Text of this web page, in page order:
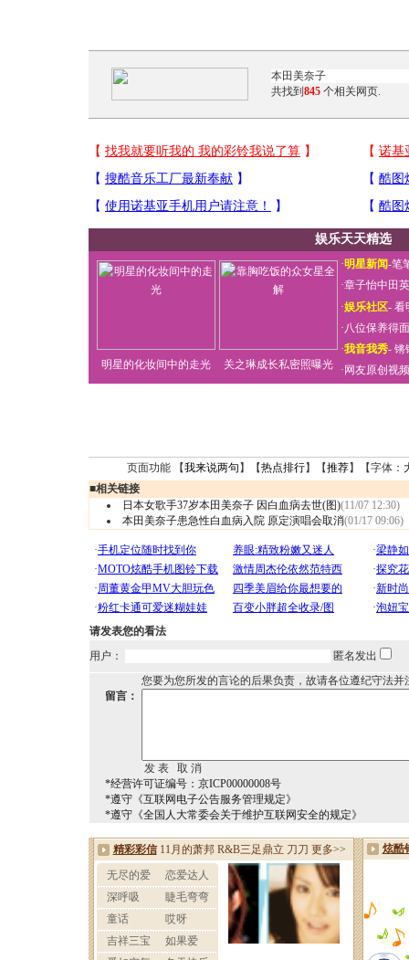
共找到 845 个相关网页.
娱乐天天精选
明星的化妆间中的走光 关之琳成长私密照曝光
·明星新闻-笔
·章子怡中田
·娱乐社区- 看
·八位保养得
·我音我秀- 锵
· 网友原创视
页面功能 【我来说两句 】【热点排行】【推荐】【字体：
■相关链接
日本女歌手37岁本田美奈子 因白血病去世(图)(11/07 12:30)
本田美奈子患急性白血病入院 原定演唱会取消(01/17 09:06)
请发表您的看法
用户：
匿名发出
您要为您所发的言论的后果负责，故请各位遵纪守法并
留言：
*经营许可证编号：京ICP00000008号
*遵守《互联网电子公告服务管理规定》
*遵守《全国人大常委会关于维护互联网安全的规定》